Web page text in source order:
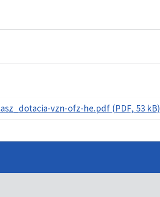
vzn-ofz-he.pdf (PDF, 53 kB)